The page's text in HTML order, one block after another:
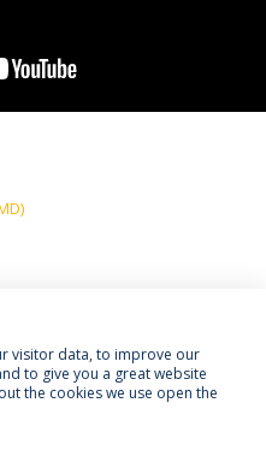
Termos & Condições
visitor data, to improve our
to give you a great website
the cookies we use open the